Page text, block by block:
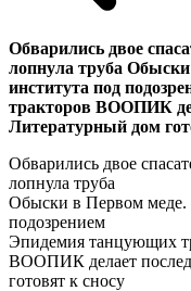
Обварились двое
лопнула труба
института под
тракторов ВООПИК
Литературный дом
Обварились двое
лопнула труба
Обыски в Первом меде.
подозрением
Эпидемия танцующих
ВООПИК делает
готовят к сносу